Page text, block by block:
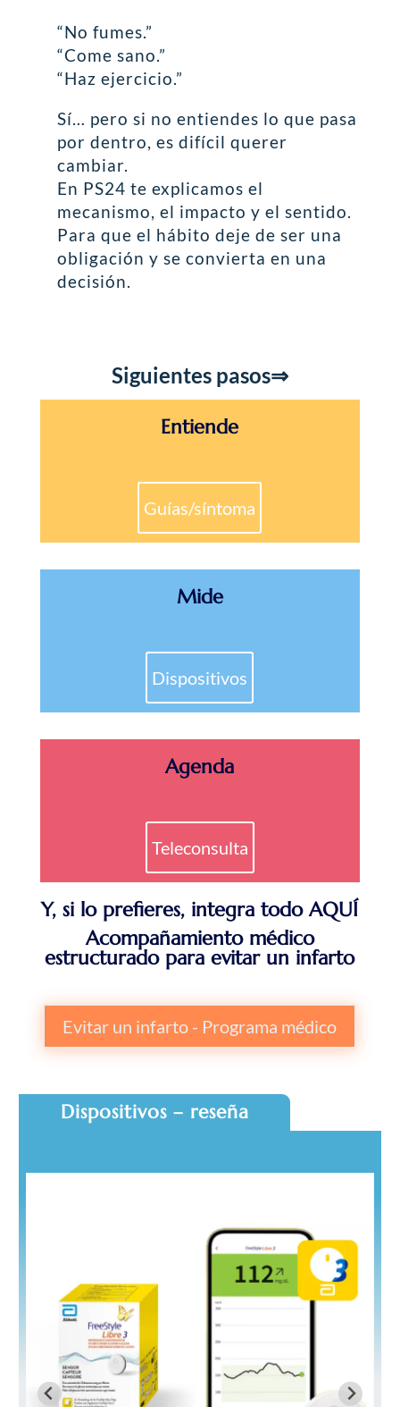
“No fumes.”
“Come sano.”
“Haz ejercicio.”
Sí… pero si no entiendes lo que pasa
por dentro, es difícil querer
cambiar.
En PS24 te explicamos el
mecanismo, el impacto y el sentido.
Para que el hábito deje de ser una
obligación y se convierta en una
decisión.
Siguientes pasos⇒
Entiende
Guías/síntoma
Mide
Dispositivos
Agenda
Teleconsulta
Y, si lo prefieres, integra todo AQUÍ
Acompañamiento médico
estructurado para evitar un infarto
Evitar un infarto - Programa médico
Dispositivos – reseña